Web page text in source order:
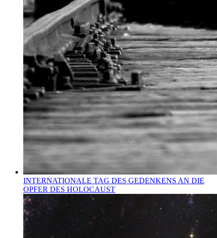
INTERNATIONALE TAG DES GEDENKENS AN DIE
OPFER DES HOLOCAUST